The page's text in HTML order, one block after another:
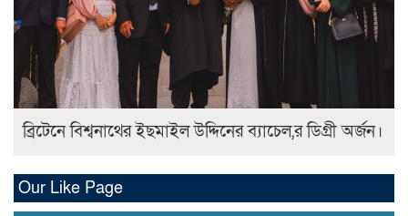
ব্রিটেনে বিশ্বনাথের ইছমাইল উদ্দিনের ব্যাচেল,র ডিগ্রী অর্জন।
Our Like Page